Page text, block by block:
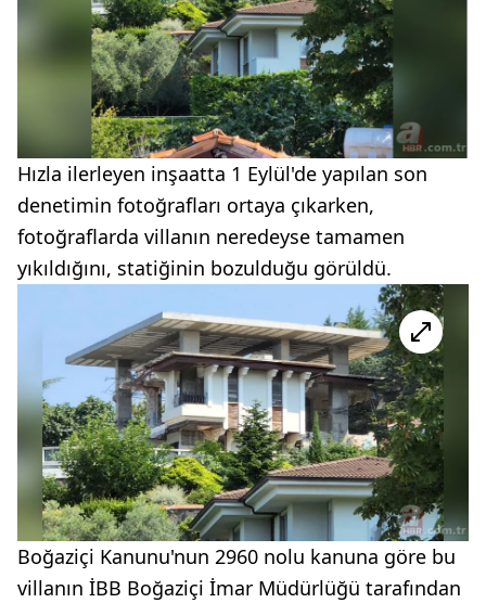
Hızla ilerleyen inşaatta 1 Eylül'de yapılan son
denetimin fotoğrafları ortaya çıkarken,
fotoğraflarda villanın neredeyse tamamen
yıkıldığını, statiğinin bozulduğu görüldü.
Boğaziçi Kanunu'nun 2960 nolu kanuna göre bu
villanın İBB Boğaziçi İmar Müdürlüğü tarafından